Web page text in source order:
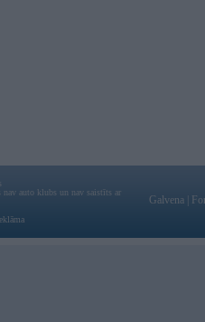
nav auto klubs un nav saistīts ar
Galvena